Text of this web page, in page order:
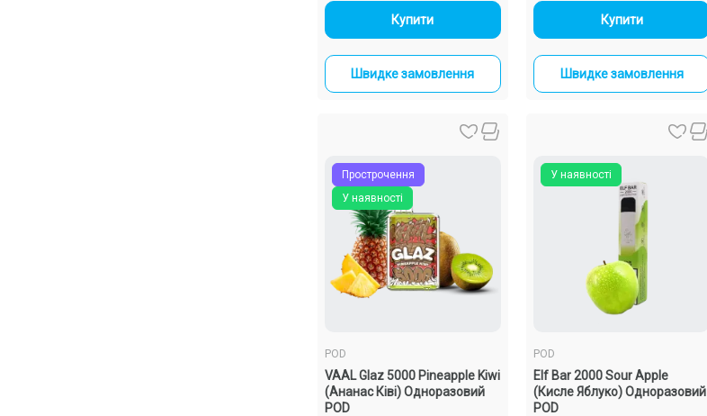
- +
Купити
Швидке замовлення
- +
Купити
Швидке замовлення
У наявності
Прострочення
POD
VAAL Glaz 5000 Pineapple Kiwi
(Ананас Ківі) Одноразовий
POD
У наявності
POD
Elf Bar 2000 Sour Apple
(Кисле Яблуко) Одноразовий
POD